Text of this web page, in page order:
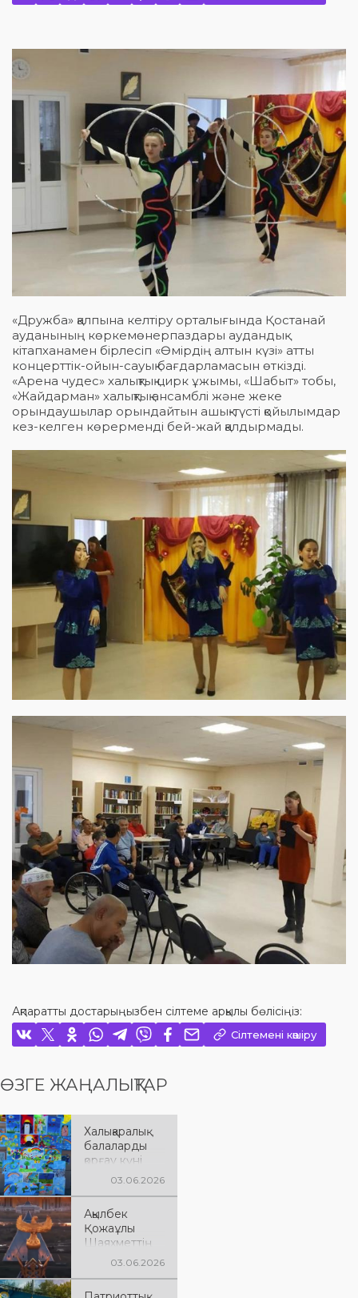
«Дружба» қалпына келтіру орталығында Қостанай
ауданының көркемөнерпаздары аудандық
кітапханамен бірлесіп «Өмірдің алтын күзі» атты
концерттік-ойын-сауық бағдарламасын өткізді.
«Арена чудес» халықтық цирк ұжымы, «Шабыт» тобы,
«Жайдарман» халықтық ансамблі және жеке
орындаушылар орындайтын ашық-түсті қойылымдар
кез-келген көрерменді бей-жай қалдырмады.
Ақпаратты достарыңызбен сілтеме арқылы бөлісіңіз:
Сілтемені көшіру
ӨЗГЕ ЖАҢАЛЫҚТАР
Халықаралық
балаларды
қорғау күні
03.06.2026
Ақылбек
Қожаұлы
Шаяхметтің
75 жас03.06.2026